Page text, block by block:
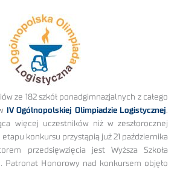
ze 182 szkół ponadgimnazjalnych z całego
IV Ogólnopolskiej Olimpiadzie Logistycznej.
więcej uczestników niż w zeszłorocznej
konkursu przystąpią już 21 października
przedsięwzięcia jest Wyższa Szkoła
Patronat Honorowy nad konkursem objęło